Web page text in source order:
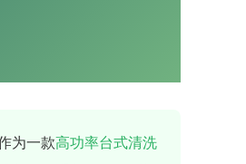
为一款高功率台式清洗